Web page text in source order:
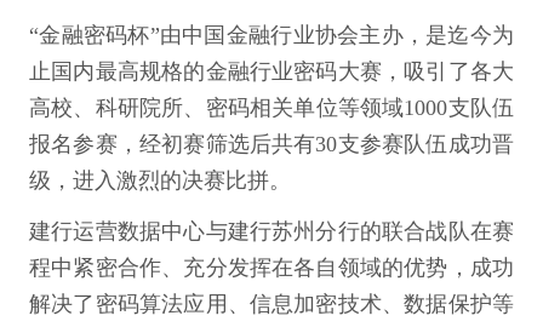
“金融密码杯”由中国金融行业协会主办，是迄今为
止国内最高规格的金融行业密码大赛，吸引了各大
高校、科研院所、密码相关单位等领域1000支队伍
报名参赛，经初赛筛选后共有30支参赛队伍成功晋
级，进入激烈的决赛比拼。
建行运营数据中心与建行苏州分行的联合战队在赛
程中紧密合作、充分发挥在各自领域的优势，成功
解决了密码算法应用、信息加密技术、数据保护等